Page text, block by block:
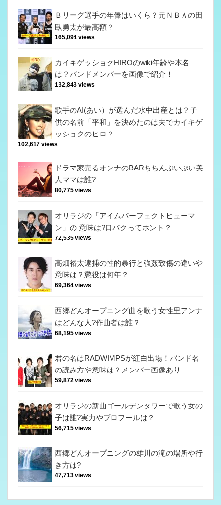
Ｂリーグ選手の年俸はいくら？元ＮＢＡの田
臥勇太が最高額？
165,094 views
カイキゲッショクHIROのwiki年齢や本名
は？バンドメンバーを画像で紹介！
132,843 views
歌手のAI(あい）が選んだ水中出産とは？子
供の名前「平和」を決めたのは夫でカイキゲ
ッショクのヒロ？
102,617 views
ドラマ家売るオンナのBARちちんぷいぷい美
人ママは誰?
80,775 views
オリラジの「アイムパーフェクトヒューマ
ン」の 意味は?口パクってホント？
72,535 views
高畑裕太逮捕の性的暴行と強姦致傷の違いや
意味は？懲役は何年？
69,364 views
西郷どんオープニング曲を歌う女性里アンナ
はどんな人?作曲者は誰？
68,195 views
君の名はRADWIMPSが紅白出場！バンド名
の読み方や意味は？メンバー画像あり
59,872 views
オリラジの新曲ゴールデンタワーで歌う女の
子は誰?実力やプロフールは？
56,715 views
西郷どんオープニングの雄川の滝の場所や行
き方は?
47,713 views